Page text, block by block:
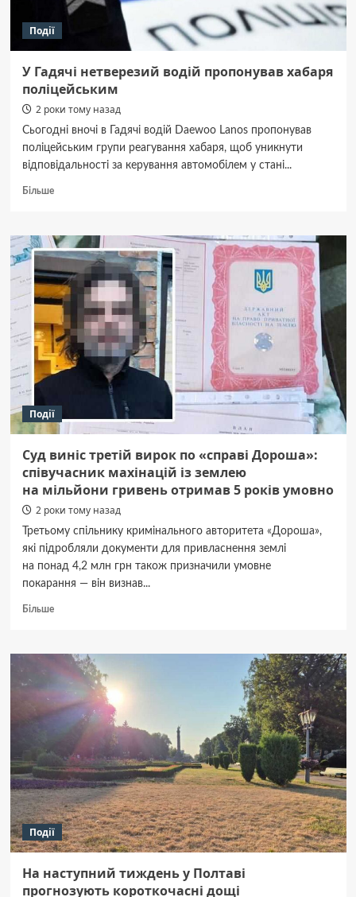
Події
У Гадячі нетверезий водій пропонував хабаря
поліцейським
2 роки тому назад
Сьогодні вночі в Гадячі водій Daewoo Lanos пропонував
поліцейським групи реагування хабаря, щоб уникнути
відповідальності за керування автомобілем у стані...
БільшеДокладніше
Гадячі
нетверезий
пропонував
хабаря
поліцейським
Події
Суд виніс третій вирок по «справі Дороша»:
співучасник махінацій із землею
на мільйони гривень отримав 5 років умовно
2 роки тому назад
Третьому спільнику кримінального авторитета «Дороша»,
які підробляли документи для привласнення землі
на понад 4,2 млн грн також призначили умовне
покарання — він визнав...
БільшеДокладніше
виніс
третій
вирок
по «справі
Дороша»:
співучасник
із землею
на мільйони
гривень
отримав
5 років
умовно
Події
На наступний тиждень у Полтаві
прогнозують короткочасні дощі